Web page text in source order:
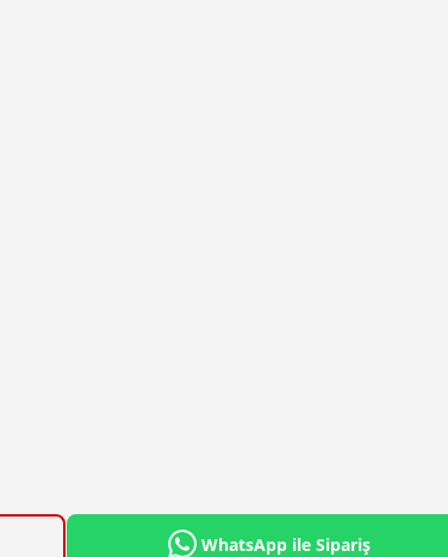
WhatsApp ile Sipariş